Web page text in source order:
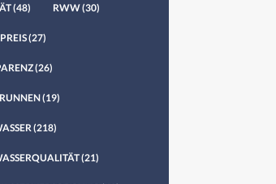
(48) RWW(30)
(27)
(26)
(19)
(218)
(21)